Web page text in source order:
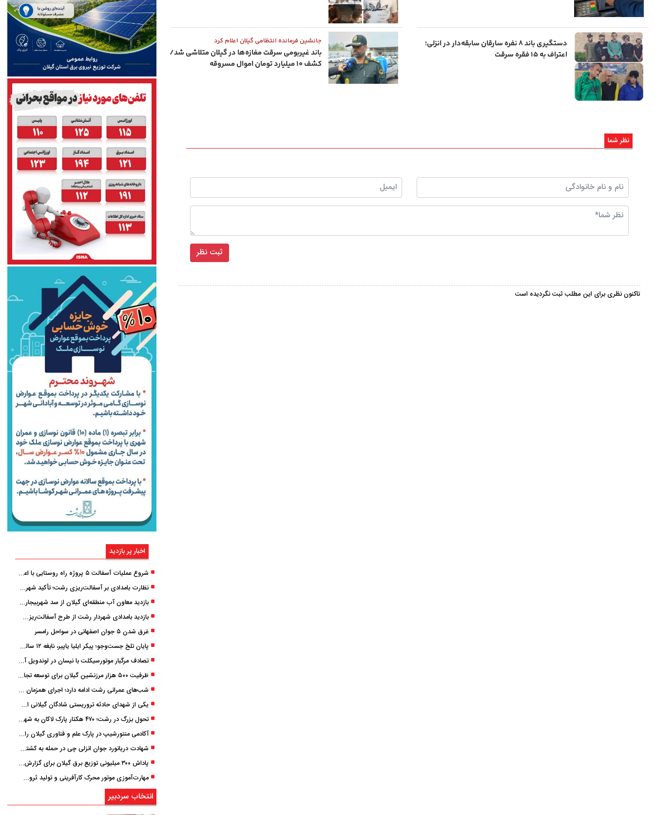
دستگیری باند ۸ نفره سارقان سابقه‌دار در انزلی؛
اعتراف به ۱۵ فقره سرقت
جانشین فرمانده انتظامی گیلان اعلام کرد
باند غیربومی سرقت مغازه‌ها در گیلان متلاشی شد/
کشف ۱۰ میلیارد تومان اموال مسروقه
نظر شما
تاکنون نظری برای این مطلب ثبت نگردیده است
اخبار پر بازدید
شروع عملیات آسفالت ۵ پروژه راه ‌روستایی با اعتبار ۳۷۰ میلیاردی در گیلان
نظارت بامدادی بر آسفالت‌ریزی رشت؛ تأکید شهردار و بازرس کل بر کیفیت اجرای پروژه‌ها
بازدید معاون آب منطقه‌ای گیلان از سد شهربیجار برای تداوم تأمین آب شرب استان
بازدید بامدادی شهردار رشت از طرح آسفالت‌ریزی گسترده در مناطق پنج‌گانه
غرق شدن ۵ جوان اصفهانی در سواحل رامسر
پایان تلخ جست‌وجو؛ پیکر ایلیا یاپیر، نابغه ۱۲ ساله لاهیجانی پیدا شد
تصادف مرگبار موتورسیکلت با نیسان در لوندویل آستارا/ انتقال مصدوم با اورژانس هوایی به رشت
ظرفیت ۵۰۰ هزار مرزنشین گیلان برای توسعه تجارت فعال می‌شود
شب‌های عمرانی رشت ادامه دارد؛ اجرای همزمان آسفالت‌ریزی در پنج منطقه شهری
یکی از شهدای حادثه تروریستی شادگان گیلانی است/ شهادت «سینا سیاه‌ نژاد» در درگیری با اشرار مسلح
تحول بزرگ در رشت؛ ۴۷۰ هکتار پارک لاکان به شهر ملحق می‌شود/ انتقال سند به‌ زودی
آکادمی منتورشیپ در پارک علم و فناوری گیلان راه‌اندازی شد
شهادت دریانورد جوان انزلی چی در حمله به کشتی تجاری در دریای کاسپین
پاداش ۳۰۰ میلیونی توزیع برق گیلان برای گزارش ماینرهای غیرمجاز
مهارت‌آموزی موتور محرک کارآفرینی و تولید ثروت است
انتخاب سردبیر